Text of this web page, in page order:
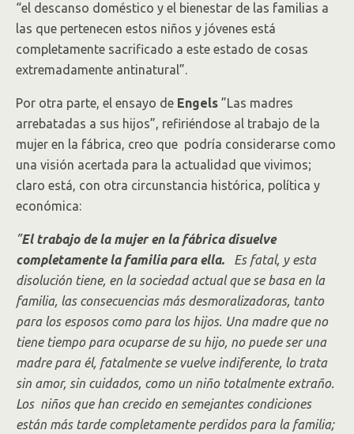
“el descanso doméstico y el bienestar de las familias a
las que pertenecen estos niños y jóvenes está
completamente sacrificado a este estado de cosas
extremadamente antinatural”.
Por otra parte, el ensayo de Engels ”Las madres
arrebatadas a sus hijos”, refiriéndose al trabajo de la
mujer en la fábrica, creo que podría considerarse como
una visión acertada para la actualidad que vivimos;
claro está, con otra circunstancia histórica, política y
económica:
”El trabajo de la mujer en la fábrica disuelve
completamente la familia para ella. Es fatal, y esta
disolución tiene, en la sociedad actual que se basa en la
familia, las consecuencias más desmoralizadoras, tanto
para los esposos como para los hijos. Una madre que no
tiene tiempo para ocuparse de su hijo, no puede ser una
madre para él, fatalmente se vuelve indiferente, lo trata
sin amor, sin cuidados, como un niño totalmente extraño.
Los niños que han crecido en semejantes condiciones
están más tarde completamente perdidos para la familia;